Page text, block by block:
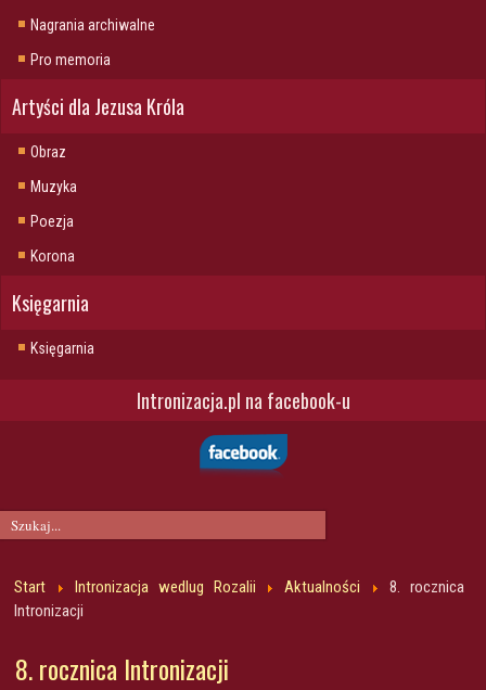
Nagrania archiwalne
Pro memoria
Artyści dla Jezusa Króla
Obraz
Muzyka
Poezja
Korona
Księgarnia
Księgarnia
Intronizacja.pl na facebook-u
Start Intronizacja wedlug Rozalii Aktualności
8. rocznica
Intronizacji
8. rocznica Intronizacji